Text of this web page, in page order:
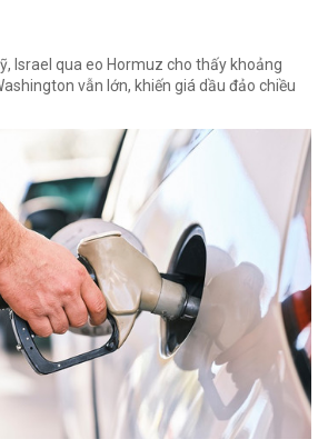
Israel qua eo Hormuz cho thấy khoảng
vẫn lớn, khiến giá dầu đảo chiều